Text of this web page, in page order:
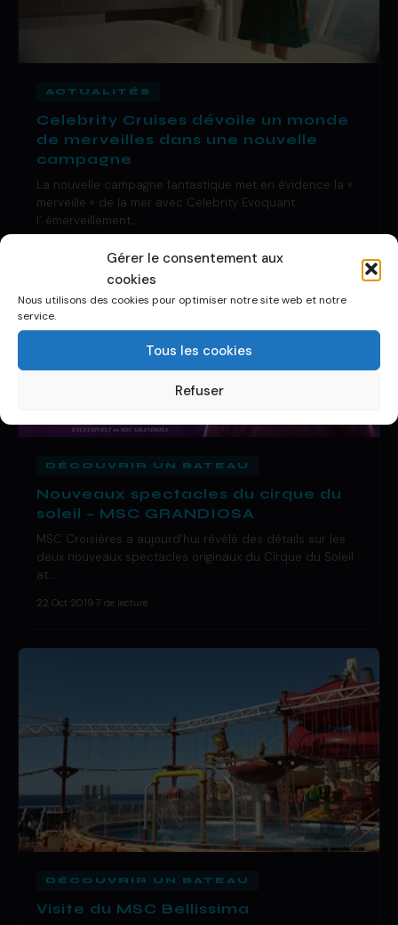
Gérer le consentement aux
cookies
Nous utilisons des cookies pour optimiser notre site web et notre
service.
Tous les cookies
Refuser
ACTUALITÉS
Celebrity Cruises dévoile un monde
de merveilles dans une nouvelle
campagne
La nouvelle campagne fantastique met en évidence la «
merveille » de la mer avec Celebrity Evoquant
l’ émerveillement…
DÉCOUVRIR UN BATEAU
Nouveaux spectacles du cirque du
soleil – MSC GRANDIOSA
MSC Croisières a aujourd’hui révélé des détails sur les
deux nouveaux spectacles originaux du Cirque du Soleil
at…
22 Oct 2019 7 de lecture
DÉCOUVRIR UN BATEAU
Visite du MSC Bellissima